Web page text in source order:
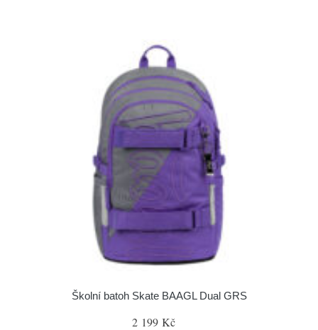
Školní batoh Skate BAAGL Dual GRS
2 199 Kč